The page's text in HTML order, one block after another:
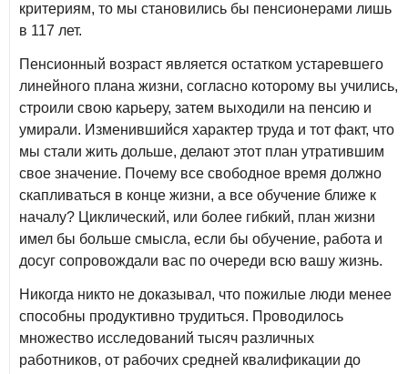
критериям, то мы становились бы пенсионерами лишь
в 117 лет.
Пенсионный возраст является остатком устаревшего
линейного плана жизни, согласно которому вы учились,
строили свою карьеру, затем выходили на пенсию и
умирали. Изменившийся характер труда и тот факт, что
мы стали жить дольше, делают этот план утратившим
свое значение. Почему все свободное время должно
скапливаться в конце жизни, а все обучение ближе к
началу? Циклический, или более гибкий, план жизни
имел бы больше смысла, если бы обучение, работа и
досуг сопровождали вас по очереди всю вашу жизнь.
Никогда никто не доказывал, что пожилые люди менее
способны продуктивно трудиться. Проводилось
множество исследований тысяч различных
работников, от рабочих средней квалификации до